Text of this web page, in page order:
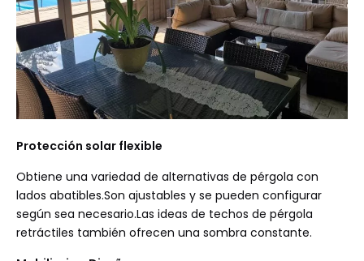
Protección solar flexible
Obtiene una variedad de alternativas de pérgola con
lados abatibles.Son ajustables y se pueden configurar
según sea necesario.Las ideas de techos de pérgola
retráctiles también ofrecen una sombra constante.